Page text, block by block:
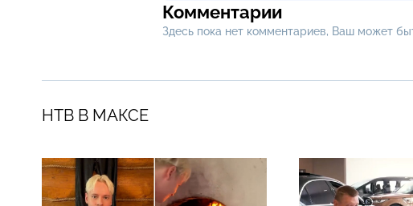
Комментарии
Здесь пока нет комментариев, Ваш может
НТВ В МАКСЕ